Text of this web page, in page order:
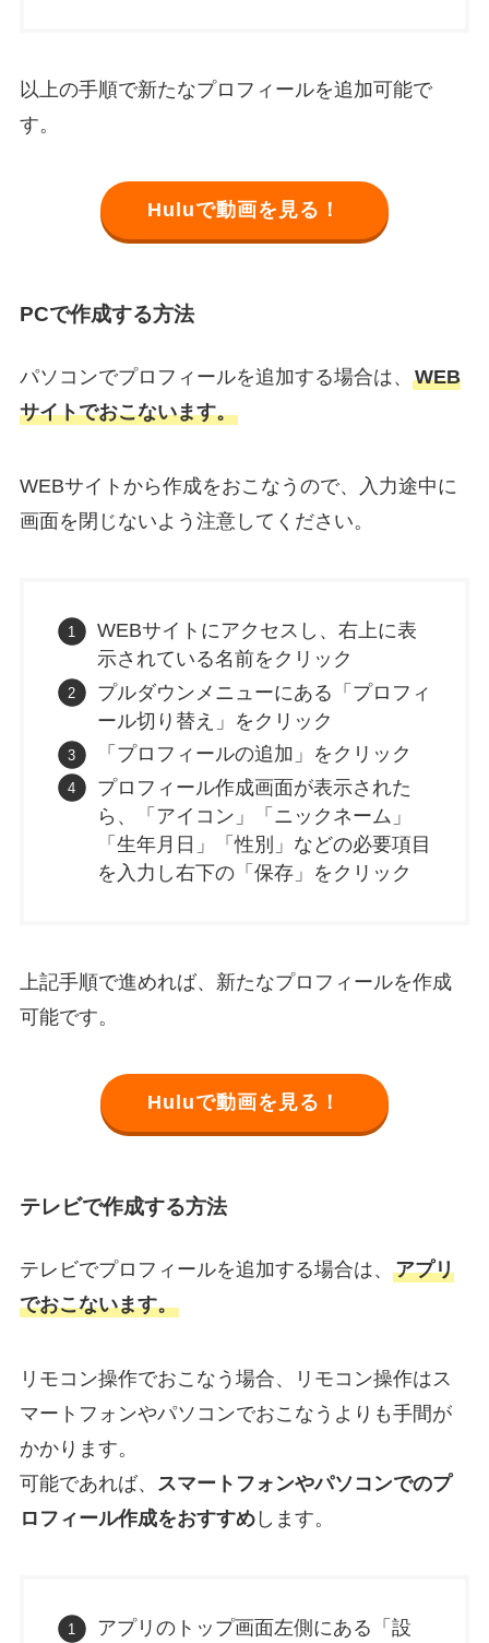
以上の手順で新たなプロフィールを追加可能で
す。
Huluで動画を見る！
PCで作成する方法
パソコンでプロフィールを追加する場合は、 WEB
サイトでおこないます。
WEBサイトから作成をおこなうので、入力途中に
画面を閉じないよう注意してください。
WEBサイトにアクセスし、右上に表
示されている名前をクリック
プルダウンメニューにある「プロフィ
ール切り替え」をクリック
「プロフィールの追加」をクリック
プロフィール作成画面が表示された
ら、「アイコン」「ニックネーム」
「生年月日」「性別」などの必要項目
を入力し右下の「保存」をクリック
上記手順で進めれば、新たなプロフィールを作成
可能です。
Huluで動画を見る！
テレビで作成する方法
テレビでプロフィールを追加する場合は、 アプリ
でおこないます。
リモコン操作でおこなう場合、リモコン操作はス
マートフォンやパソコンでおこなうよりも手間が
かかります。
可能であれば、 スマートフォンやパソコンでのプ
ロフィール作成をおすすめします。
アプリのトップ画面左側にある「設